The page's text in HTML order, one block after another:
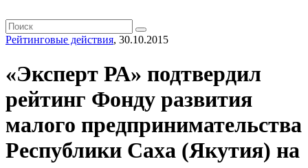
Рейтинговые действия, 30.10.2015
«Эксперт РА» подтвердил
рейтинг Фонду развития
малого предпринимательства
Республики Саха (Якутия) на